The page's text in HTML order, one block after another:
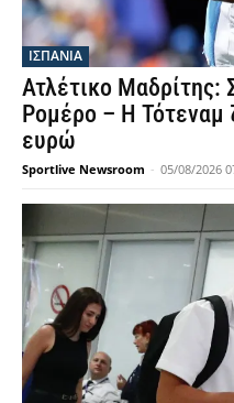
ΙΣΠΑΝΙΑ
Ατλέτικο Μαδρίτης:
Ρομέρο – Η Τότεναμ
ευρώ
Sportlive Newsroom - 05/08/2026